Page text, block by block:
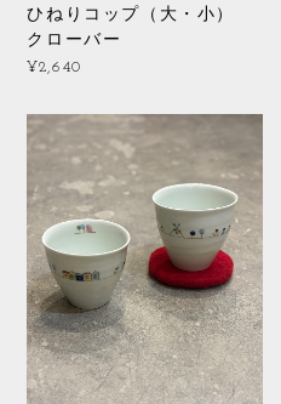
ひねりコップ（大・小）
クローバー
¥2,640